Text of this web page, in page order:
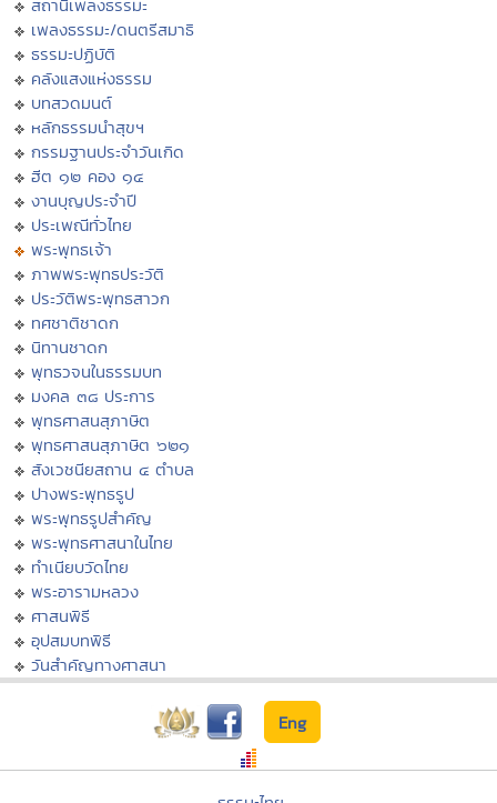
สถานีเพลงธรรมะ
เพลงธรรมะ/ดนตรีสมาธิ
ธรรมะปฏิบัติ
คลังแสงแห่งธรรม
บทสวดมนต์
หลักธรรมนำสุขฯ
กรรมฐานประจำวันเกิด
ฮีต ๑๒ คอง ๑๔
งานบุญประจำปี
ประเพณีทั่วไทย
พระพุทธเจ้า
ภาพพระพุทธประวัติ
ประวัติพระพุทธสาวก
ทศชาติชาดก
นิทานชาดก
พุทธวจนในธรรมบท
มงคล ๓๘ ประการ
พุทธศาสนสุภาษิต
พุทธศาสนสุภาษิต ๖๒๑
สังเวชนียสถาน ๔ ตำบล
ปางพระพุทธรูป
พระพุทธรูปสำคัญ
พระพุทธศาสนาในไทย
ทำเนียบวัดไทย
พระอารามหลวง
ศาสนพิธี
อุปสมบทพิธี
วันสำคัญทางศาสนา
Eng